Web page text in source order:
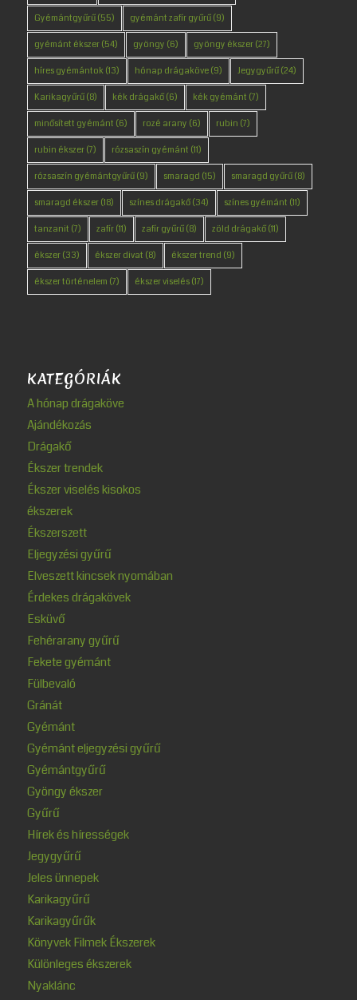
Gyémántgyűrű(55) gyémánt zafír gyűrű(9)
gyémánt ékszer(54) gyöngy (6) gyöngy ékszer(27)
híres gyémántok(13) hónap drágaköve(9) Jegygyűrű(24)
Karikagyűrű(8) kék drágakő(6) kék gyémánt (7)
minősített gyémánt (6) rozé arany (6) rubin (7)
rubin ékszer(7) rózsaszín gyémánt (11)
rózsaszín gyémántgyűrű(9) smaragd (15) smaragd gyűrű(8)
smaragd ékszer(18) színes drágakő(34) színes gyémánt (11)
tanzanit (7) zafír(11) zafír gyűrű(8) zöld drágakő(11)
ékszer(33) ékszer divat (8) ékszer trend (9)
ékszer történelem (7) ékszer viselés(17)
KATEGÓRIÁK
A hónap drágaköve
Ajándékozás
Drágakő
Ékszer trendek
Ékszer viselés kisokos
ékszerek
Ékszerszett
Eljegyzési gyűrű
Elveszett kincsek nyomában
Érdekes drágakövek
Esküvő
Fehérarany gyűrű
Fekete gyémánt
Fülbevaló
Gránát
Gyémánt
Gyémánt eljegyzési gyűrű
Gyémántgyűrű
Gyöngy ékszer
Gyűrű
Hírek és hírességek
Jegygyűrű
Jeles ünnepek
Karikagyűrű
Karikagyűrűk
Könyvek Filmek Ékszerek
Különleges ékszerek
Nyaklánc